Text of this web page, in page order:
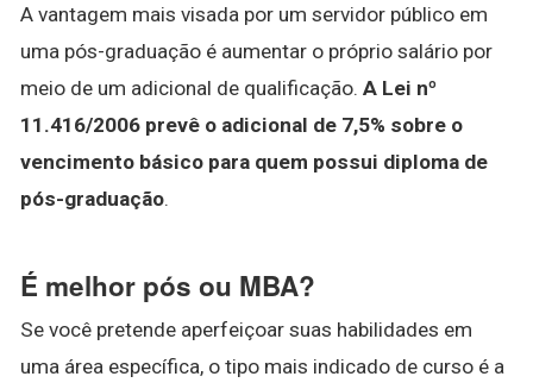
A vantagem mais visada por um servidor público em
uma pós-graduação é aumentar o próprio salário por
meio de um adicional de qualificação. A Lei nº
11.416/2006 prevê o adicional de 7,5% sobre o
vencimento básico para quem possui diploma de
pós-graduação.
É melhor pós ou MBA?
Se você pretende aperfeiçoar suas habilidades em
uma área específica, o tipo mais indicado de curso é a